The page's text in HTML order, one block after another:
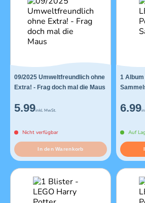
09/2025 Umweltfreundlich ohne
Extra! - Frag doch mal die Maus
5.99inkl. MwSt.
Nicht verfügbar
In den Warenkorb
1
6.99
Auf